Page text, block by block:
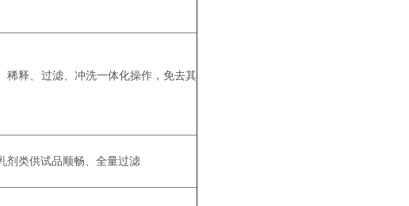
稀释、过滤、冲洗一体化操作，免去其
剂类供试品顺畅、全量过滤